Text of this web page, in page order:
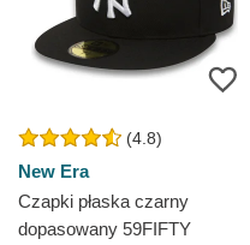
(4.8)
New Era
Czapki płaska czarny
dopasowany 59FIFTY